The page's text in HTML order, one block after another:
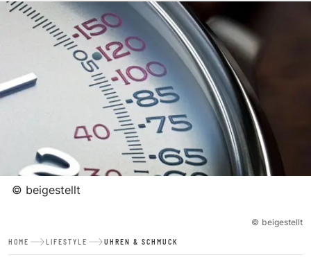
© beigestellt
© beigestellt
HOME LIFESTYLE UHREN & SCHMUCK